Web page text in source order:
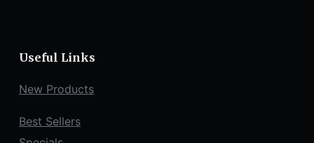
Useful Links
New Products
Best Sellers